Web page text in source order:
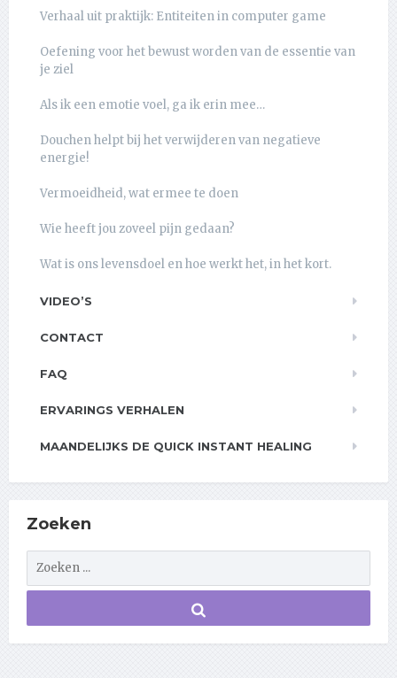
Verhaal uit praktijk: Entiteiten in computer game
Oefening voor het bewust worden van de essentie van
je ziel
Als ik een emotie voel, ga ik erin mee…
Douchen helpt bij het verwijderen van negatieve
energie!
Vermoeidheid, wat ermee te doen
Wie heeft jou zoveel pijn gedaan?
Wat is ons levensdoel en hoe werkt het, in het kort.
VIDEO’S
CONTACT
FAQ
ERVARINGS VERHALEN
MAANDELIJKS DE QUICK INSTANT HEALING
Zoeken